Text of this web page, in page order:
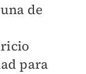
de
para